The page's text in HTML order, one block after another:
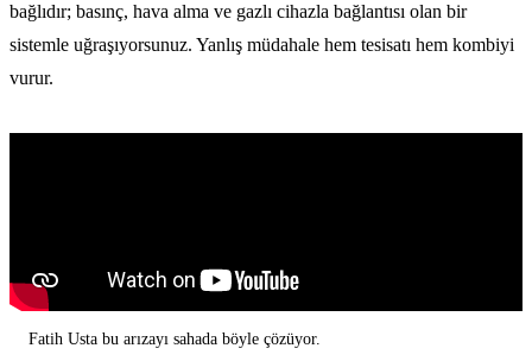
bağlıdır; basınç, hava alma ve gazlı cihazla bağlantısı olan bir
sistemle uğraşıyorsunuz. Yanlış müdahale hem tesisatı hem kombiyi
vurur.
Fatih Usta bu arızayı sahada böyle çözüyor.